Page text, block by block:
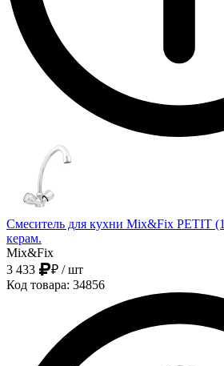
Смеситель для кухни Mix&Fix PETIT
керам.
Mix&Fix
3 433
₽ / шт
Код товара: 34856